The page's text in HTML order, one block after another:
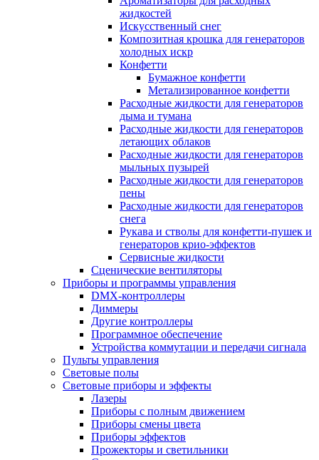
жидкостей
Искусственный снег
Композитная крошка для генераторов
холодных искр
Конфетти
Бумажное конфетти
Метализированное конфетти
Расходные жидкости для генераторов
дыма и тумана
Расходные жидкости для генераторов
летающих облаков
Расходные жидкости для генераторов
мыльных пузырей
Расходные жидкости для генераторов
пены
Расходные жидкости для генераторов
снега
Рукава и стволы для конфетти-пушек и
генераторов крио-эффектов
Сервисные жидкости
Сценические вентиляторы
Приборы и программы управления
DMX-контроллеры
Диммеры
Другие контроллеры
Программное обеспечение
Устройства коммутации и передачи сигнала
Пульты управления
Световые полы
Световые приборы и эффекты
Лазеры
Приборы с полным движением
Приборы смены цвета
Приборы эффектов
Прожекторы и светильники